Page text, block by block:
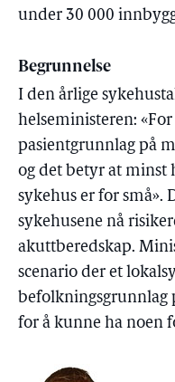
under 30 000
Begrunnelse
I den årlige
helseministeren:
pasientgrunnlag på
og det betyr at minst
sykehus er for små».
sykehusene nå
akuttberedskap.
scenario der et
befolkningsgrunnlag
for å kunne ha noen